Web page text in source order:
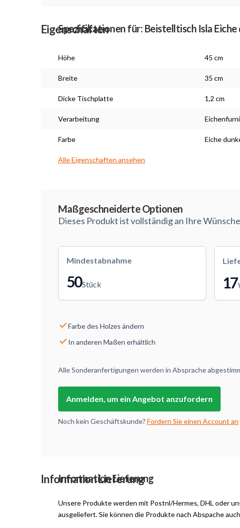
Eigenschaften
Spezifikationen für: Beistelltisch Isla Eiche
Höhe 45 cm
Breite 35 cm
Dicke Tischplatte 1,2 cm
Verarbeitung
Farbe Eiche
Alle Eigenschaften ansehen
Maßgeschneiderte Optionen
Dieses Produkt ist vollständig an Ihre
Mindestabnahme
50Stück 17
Farbe des Holzes ändern
In anderen Maßen erhältlich
Alle Sonderanfertigungen werden in Absprache
Anmelden, um ein Angebot anzufordern
Noch kein Geschäftskunde? Fordern Sie einen Account an
Information Lieferung
Information Lieferung
Unsere Produkte werden mit Postnl/Hermes, DHL oder
ausgeliefert. Sie können die Produkte nach Abspache